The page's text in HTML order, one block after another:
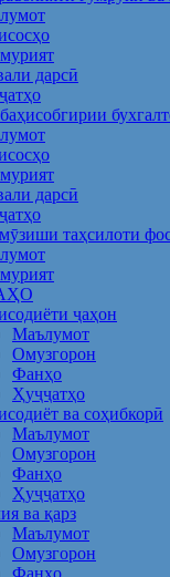
дарсӣ
дарсӣ
таҳсилоти
ҷаҳон
Маълумот
Омузгорон
Фанҳо
Ҳуҷҷатҳо
ва соҳибкорӣ
Маълумот
Омузгорон
Фанҳо
Ҳуҷҷатҳо
ва қарз
Маълумот
Омузгорон
Фанҳо